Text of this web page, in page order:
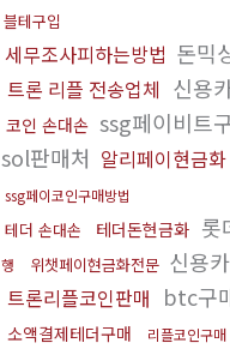
블테구입
세무조사피하는방법 돈믹
트론 리플 전송업체 신용
코인 손대손 ssg페이비트
sol판매처 알리페이현금화
ssg페이코인구매방법
테더 손대손 테더돈현금화 롯
행
위챗페이현금화전문 신용
트론리플코인판매 btc구
소액결제테더구매 리플코인구매